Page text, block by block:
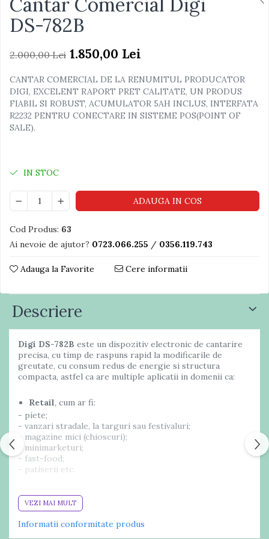
DS-782B
2.000,00 Lei 1.850,00 Lei
CANTAR COMERCIAL DE LA RENUMITUL PRODUCATOR
DIGI, EXCELENT RAPORT PRET CALITATE, UN PRODUS
FIABIL SI ROBUST, ACUMULATOR 5AH INCLUS, INTERFATA
R2232 PENTRU CONECTARE IN SISTEME POS(POINT OF
SALE).
IN STOC
ADAUGA IN COS
Cod Produs: 63
Ai nevoie de ajutor? 0723.066.255 / 0356.119.743
Adauga la Favorite Cere informatii
Descriere
Digi DS-782B este un dispozitiv electronic de cantarire
precisa, cu timp de raspuns rapid la modificarile de
greutate, cu consum redus de energie si structura
compacta, astfel ca are multiple aplicatii in domenii ca:
Retail, cum ar fi:
- piete;
- vanzari stradale, la targuri sau festivaluri;
- magazine mici (chioscuri);
- minimarketuri;
- fast-food;
- patiserii etc.
HoReCa, de exemplu in:
- restaurante;
- cofetarii etc.
VEZI MAI MULT
Informatii conformitate produs